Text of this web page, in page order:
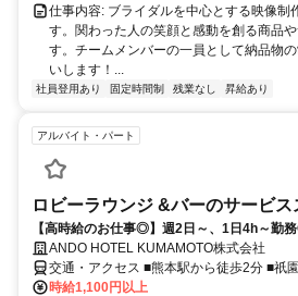
仕事内容: ブライダルを中心とする映像制
す。関わった人の笑顔と感動を創る商品
す。チームメンバーの一員として納品物
いします！...
社員登用あり 固定時間制 残業なし 昇給あり
アルバイト・パート
ロビーラウンジ &バーのサービス
【高時給のお仕事◎】週2日～、1日4h～勤務
ANDO HOTEL KUMAMOTO株式会社
交通・アクセス ■熊本駅から徒歩2分 ■祇
■田崎橋駅から徒歩9分 ★交通費・ガソリン
時給1,100円以上